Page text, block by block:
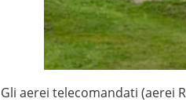
Gli aerei telecomandati (aerei